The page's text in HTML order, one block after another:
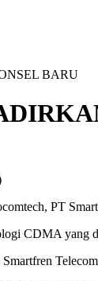
BARU
PT
CDMA yang